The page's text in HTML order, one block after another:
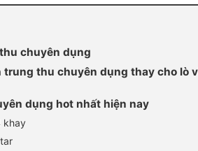
chuyên dụng
thu chuyên dụng thay cho lò
dụng hot nhất hiện nay
khay